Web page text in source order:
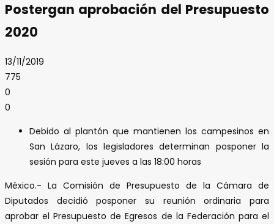
Postergan aprobación del Presupuesto
2020
13/11/2019
775
0
0
Debido al plantón que mantienen los campesinos en
San Lázaro, los legisladores determinan posponer la
sesión para este jueves a las 18:00 horas
México.- La Comisión de Presupuesto de la Cámara de
Diputados decidió posponer su reunión ordinaria para
aprobar el Presupuesto de Egresos de la Federación para el